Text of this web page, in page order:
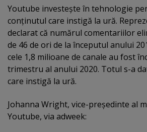
Youtube investeşte în tehnologie
conţinutul care instigă la ură.
declarat că numărul comentariilor
de 46 de ori de la începutul anului
cele 1,8 milioane de canale au fost
trimestru al anului 2020. Totul s-a
care instigă la ură.
Johanna Wright, vice-preşedinte al
Youtube, via adweek: